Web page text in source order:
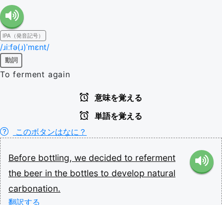
IPA（発音記号）
/ɹiːfə(ɹ)ˈmɛnt/
動詞
To ferment again
意味を覚える
単語を覚える
このボタンはなに？
Before bottling, we decided to referment
the beer in the bottles to develop natural
carbonation.
翻訳する